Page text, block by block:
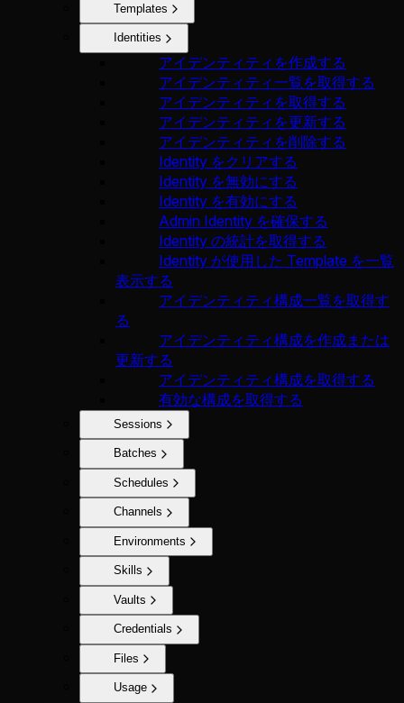
Templates
Identities
アイデンティティを作成する
アイデンティティ一覧を取得する
アイデンティティを取得する
アイデンティティを更新する
アイデンティティを削除する
Identity をクリアする
Identity を無効にする
Identity を有効にする
Admin Identity を確保する
Identity の統計を取得する
Identity が使用した Template を一覧
表示する
アイデンティティ構成一覧を取得す
る
アイデンティティ構成を作成または
更新する
アイデンティティ構成を取得する
有効な構成を取得する
Sessions
Batches
Schedules
Channels
Environments
Skills
Vaults
Credentials
Files
Usage